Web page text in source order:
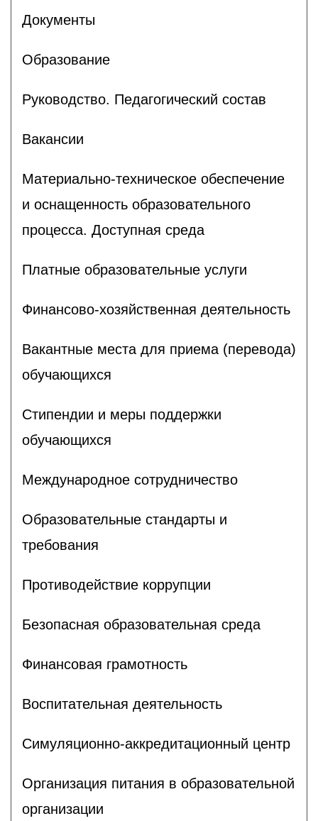
Документы
Образование
Руководство. Педагогический состав
Вакансии
Материально-техническое обеспечение
и оснащенность образовательного
процесса. Доступная среда
Платные образовательные услуги
Финансово-хозяйственная деятельность
Вакантные места для приема (перевода)
обучающихся
Стипендии и меры поддержки
обучающихся
Международное сотрудничество
Образовательные стандарты и
требования
Противодействие коррупции
Безопасная образовательная среда
Финансовая грамотность
Воспитательная деятельность
Симуляционно-аккредитационный центр
Организация питания в образовательной
организации